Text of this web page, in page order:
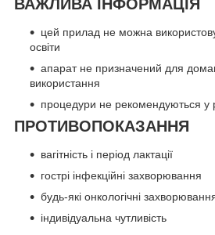
ВАЖЛИВА ІНФОРМАЦІЯ
цей прилад не можна
освіти
апарат не призначений для
використання
процедури не рекомендуються у
ПРОТИВОПОКАЗАННЯ
вагітність і період лактації
гострі інфекційні захворювання
будь-які онкологічні
індивідуальна чутливість